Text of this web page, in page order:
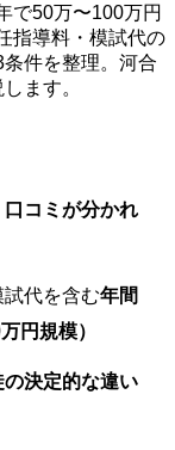
で50万〜100万円
指導料・模試代の
件を整理。河合
ます。
コミが分かれ
代を含む年間
円規模）
決定的な違い